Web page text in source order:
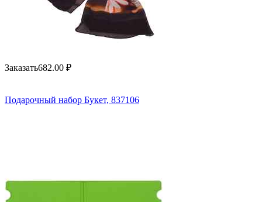
Заказать682.00 ₽
Подарочный набор Букет, 837106